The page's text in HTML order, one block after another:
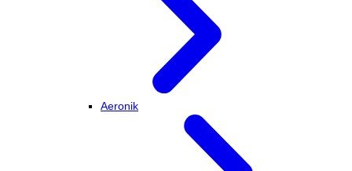
Aeronik